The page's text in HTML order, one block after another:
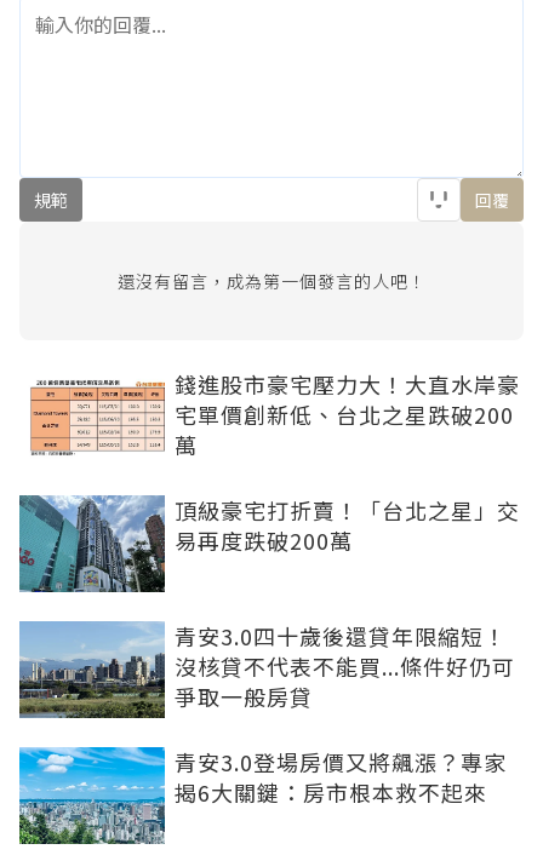
規範 回覆
還沒有留言，成為第一個發言的人吧！
錢進股市豪宅壓力大！大直水岸豪
宅單價創新低、台北之星跌破200
萬
頂級豪宅打折賣！「台北之星」交
易再度跌破200萬
青安3.0四十歲後還貸年限縮短！
沒核貸不代表不能買...條件好仍可
爭取一般房貸
青安3.0登場房價又將飆漲？專家
揭6大關鍵：房市根本救不起來